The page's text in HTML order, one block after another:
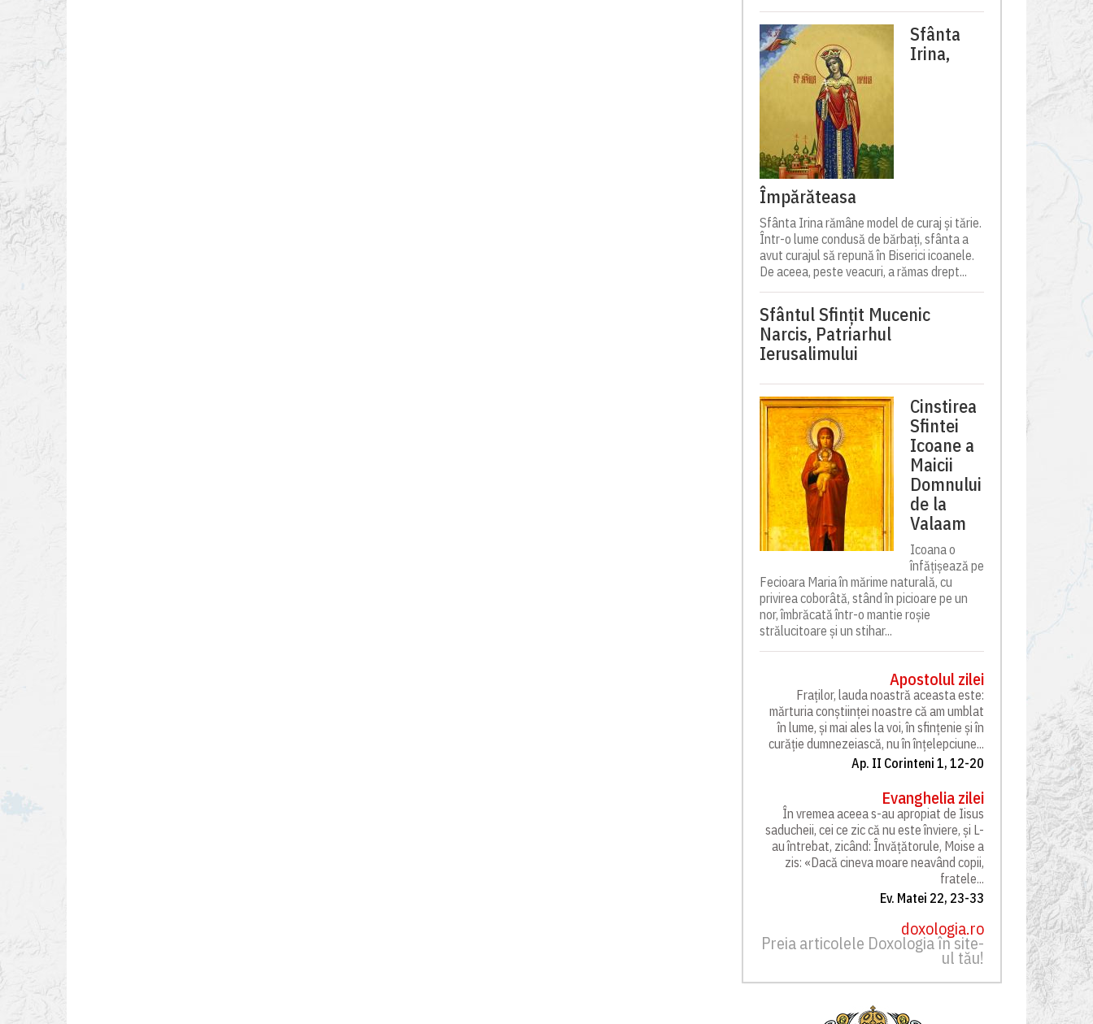
Sfânta
Irina,
Împărăteasa
Sfânta Irina rămâne model de curaj și tărie.
Într-o lume condusă de bărbați, sfânta a
avut curajul să repună în Biserici icoanele.
De aceea, peste veacuri, a rămas drept...
Sfântul Sfinţit Mucenic
Narcis, Patriarhul
Ierusalimului
Cinstirea
Sfintei
Icoane a
Maicii
Domnului
de la
Valaam
Icoana o
înfățișează pe
Fecioara Maria în mărime naturală, cu
privirea coborâtă, stând în picioare pe un
nor, îmbrăcată într-o mantie roșie
strălucitoare și un stihar...
Apostolul zilei
Fraților, lauda noastră aceasta este:
mărturia conștiinței noastre că am umblat
în lume, și mai ales la voi, în sfințenie și în
curăție dumnezeiască, nu în înțelepciune...
Ap. II Corinteni 1, 12-20
Evanghelia zilei
În vremea aceea s-au apropiat de Iisus
saducheii, cei ce zic că nu este înviere, și L-
au întrebat, zicând: Învățătorule, Moise a
zis: «Dacă cineva moare neavând copii,
fratele...
Ev. Matei 22, 23-33
doxologia.ro
Preia articolele Doxologia în site-
ul tău!